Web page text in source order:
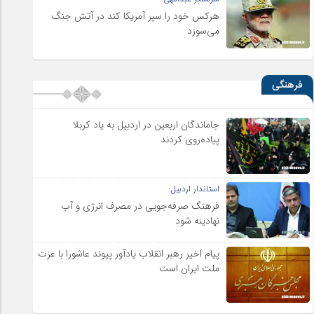
هرکس خود را سپر آمریکا کند در آتش جنگ
می‌سوزد
فرهنگی
جاماندگان اربعین در اردبیل به یاد کربلا
پیاده‌روی کردند
استاندار اردبیل:
فرهنگ صرفه‌جویی در مصرف انرژی و آب
نهادینه شود
پیام اخیر رهبر انقلاب یادآور پیوند عاشورا با عزت
ملت ایران است